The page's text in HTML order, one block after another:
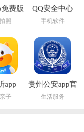
费版
照
QQ安全中心
2026最新版本
手机软件
app
子
贵州公安app官
方下载
生活服务